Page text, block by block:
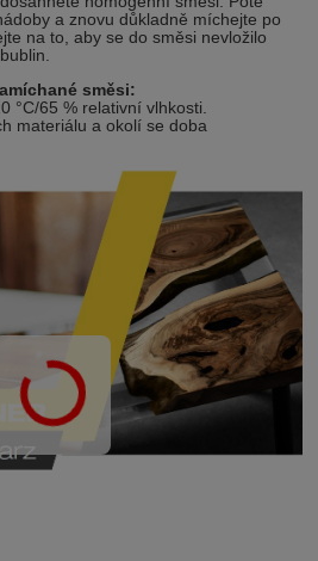
a znovu důkladně míchejte po
na to, aby se do směsi nevložilo
směsi:
°C/65 % relativní vlhkosti.
materiálu a okolí se doba